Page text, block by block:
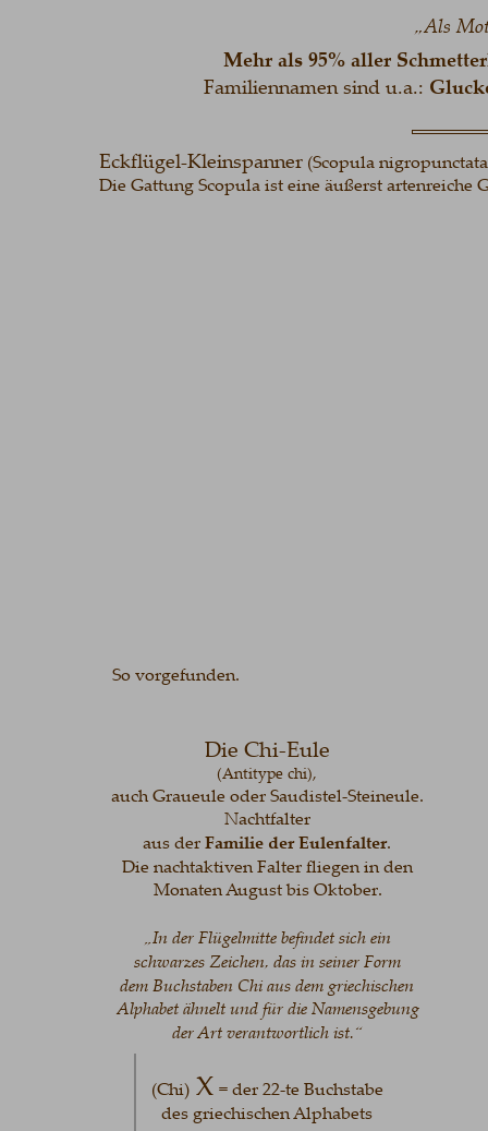
So vorgefunden.
„Als
Mehr als 95% aller
Familiennamen sind u.a.:
Die Chi-Eule
(Antitype chi),
auch Graueule oder Saudistel-Steineule.
Nachtfalter
aus der Familie derEulenfalter.
Die nachtaktiven Falter fliegen in den
Monaten August bis Oktober.
„In der Flügelmitte befindet sich ein
schwarzes Zeichen, das in seiner Form
dem Buchstaben Chi aus dem griechischen
Alphabet ähnelt und für die Namensgebung
der Art verantwortlich ist.“
(Chi) X = der 22-te Buchstabe
des griechischen Alphabets
Eckflügel-Kleinspanner (Scopula
Die Gattung Scopula ist eine äußerst